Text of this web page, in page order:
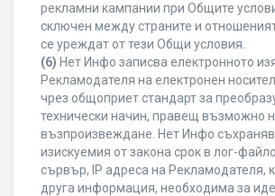
рекламни кампании при Общите
сключен между страните и
се уреждат от тези Общи условия.
(6) Нет Инфо записва електронното
Рекламодателя на електронен
чрез общоприет стандарт за
технически начин, правещ възможно
възпроизвеждане. Нет Инфо
изискуемия от закона срок в лог-
сървър, IP адреса на Рекламодателя,
друга информация, необходима за